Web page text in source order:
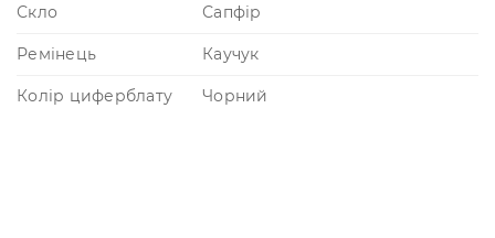
Скло Сапфір
Ремінець Каучук
Колір циферблату Чорний